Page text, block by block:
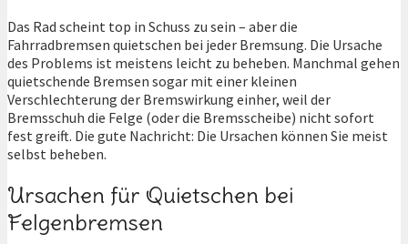
Das Rad scheint top in Schuss zu sein – aber die
Fahrradbremsen quietschen bei jeder Bremsung. Die Ursache
des Problems ist meistens leicht zu beheben. Manchmal gehen
quietschende Bremsen sogar mit einer kleinen
Verschlechterung der Bremswirkung einher, weil der
Bremsschuh die Felge (oder die Bremsscheibe) nicht sofort
fest greift. Die gute Nachricht: Die Ursachen können Sie meist
selbst beheben.
Ursachen für Quietschen bei
Felgenbremsen